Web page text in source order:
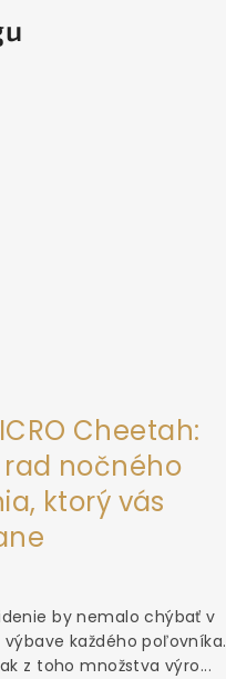
Cheetah:
rad nočného
ktorý vás
by nemalo chýbať v
každého poľovníka.
z toho množstva výro...